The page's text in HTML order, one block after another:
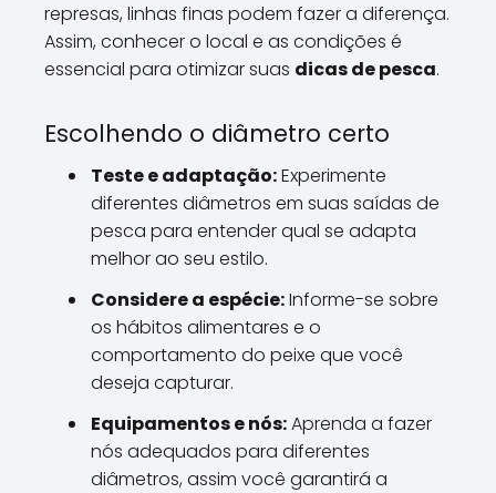
represas, linhas finas podem fazer a diferença.
Assim, conhecer o local e as condições é
essencial para otimizar suas dicas de pesca.
Escolhendo o diâmetro certo
Teste e adaptação:Experimente
diferentes diâmetros em suas saídas de
pesca para entender qual se adapta
melhor ao seu estilo.
Considere a espécie:Informe-se sobre
os hábitos alimentares e o
comportamento do peixe que você
deseja capturar.
Equipamentos e nós:Aprenda a fazer
nós adequados para diferentes
diâmetros, assim você garantirá a